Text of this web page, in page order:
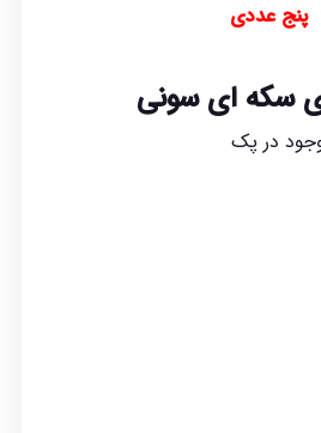
پنج عددی
سکه‌ ای سونی
در پک